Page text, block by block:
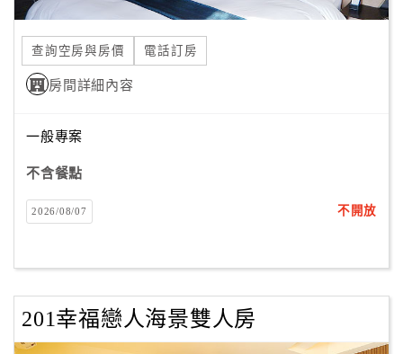
訂
單
管
理
員
戶
客
服
聯
查詢空房與房價 電話訂房
房間詳細內容
一般專案
不含餐點
2026/08/07 不開放
201幸福戀人海景雙人房